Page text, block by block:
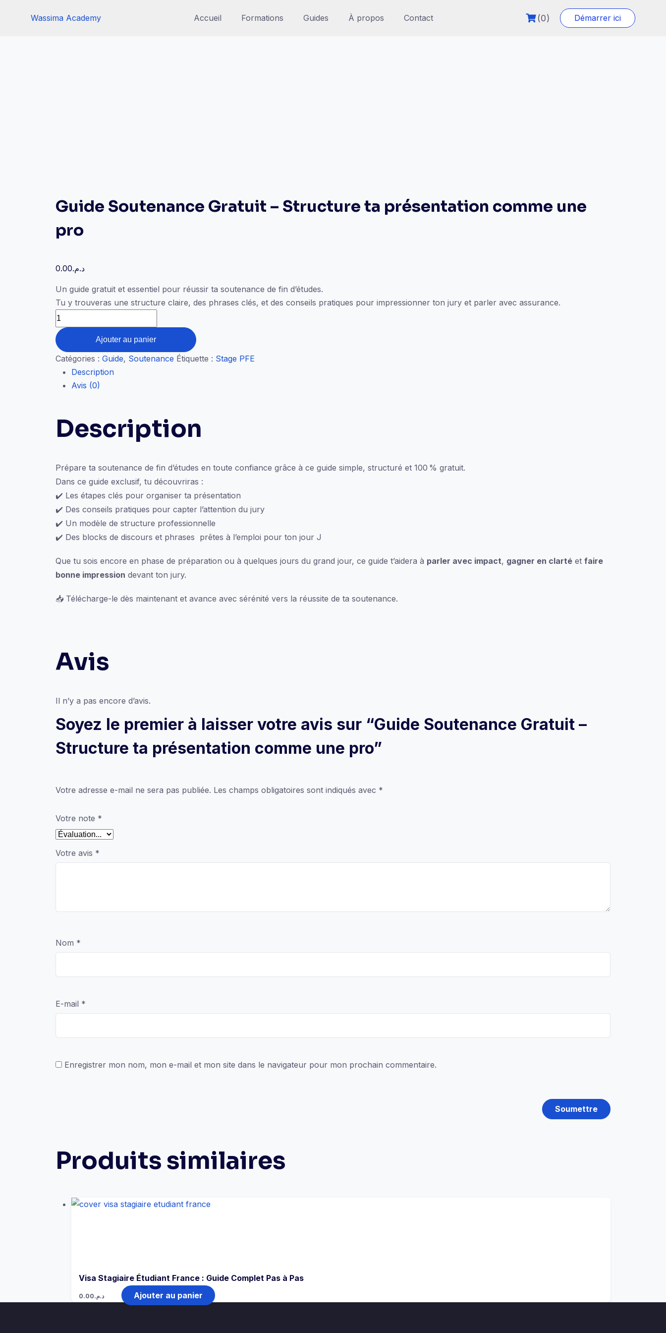
Wassima Academy Accueil Formations Guides À propos Contact (0) Démarrer ici
Guide Soutenance Gratuit – Structure ta présentation comme une
pro
د.م.0.00
Un guide gratuit et essentiel pour réussir ta soutenance de fin d’études.
Tu y trouveras une structure claire, des phrases clés, et des conseils pratiques pour impressionner ton jury et parler avec assurance.
quantité
de
Guide
Soutenance
Gratuit
présentation
comme
pro
Ajouter au panier
Catégories : Guide, Soutenance Étiquette : Stage PFE
Description
Avis (0)
Description
Prépare ta soutenance de fin d’études en toute confiance grâce à ce guide simple, structuré et 100 % gratuit.
Dans ce guide exclusif, tu découvriras :
✔️ Les étapes clés pour organiser ta présentation
✔️ Des conseils pratiques pour capter l’attention du jury
✔️ Un modèle de structure professionnelle
✔️ Des blocks de discours et phrases prêtes à l’emploi pour ton jour J
Que tu sois encore en phase de préparation ou à quelques jours du grand jour, ce guide t’aidera à parler avec impact, gagner en clarté et faire
bonne impression devant ton jury.
📥 Télécharge-le dès maintenant et avance avec sérénité vers la réussite de ta soutenance.
Avis
Il n’y a pas encore d’avis.
Soyez le premier à laisser votre avis sur “Guide Soutenance Gratuit –
Structure ta présentation comme une pro”
Votre adresse e-mail ne sera pas publiée. Les champs obligatoires sont indiqués avec *
Votre note *
Votre avis *
Nom *
E-mail *
Enregistrer mon nom, mon e-mail et mon site dans le navigateur pour mon prochain commentaire.
Produits similaires
Visa Stagiaire Étudiant France : Guide Complet Pas à Pas
د.م.0.00 Ajouter au panier